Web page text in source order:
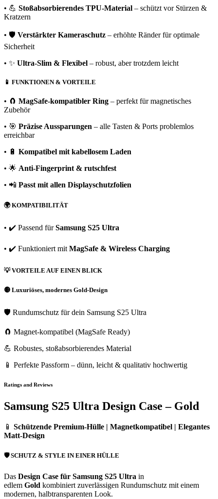
• 💪 Stoßabsorbierendes TPU-Material – schützt vor Stürzen &
Kratzern
• 🛡️ Verstärkter Kameraschutz – erhöhte Ränder für optimale
Sicherheit
• ✨ Ultra-Slim & Flexibel – robust, aber trotzdem leicht
📱 FUNKTIONEN & VORTEILE
• 🧲 MagSafe-kompatibler Ring – perfekt für magnetisches
Zubehör
• 🎯 Präzise Aussparungen – alle Tasten & Ports problemlos
erreichbar
• 🔋 Kompatibel mit kabellosem Laden
• 🌟 Anti-Fingerprint & rutschfest
• 📲 Passt mit allen Displayschutzfolien
🌍KOMPATIBILITÄT
• ✔️ Passend fürSamsung S25 Ultra
• ✔️ Funktioniert mit MagSafe & Wireless Charging
💡VORTEILE AUF EINEN BLICK
🟡 Luxuriöses, modernes Gold-Design
🛡️ Rundumschutz für dein Samsung S25 Ultra
🧲 Magnet-kompatibel (MagSafe Ready)
💪 Robustes, stoßabsorbierendes Material
📱 Perfekte Passform – dünn, leicht & qualitativ hochwertig
Ratings and Reviews
Samsung S25 Ultra Design Case – Gold
📱 Schützende Premium-Hülle | Magnetkompatibel | Elegantes
Matt-Design
🛡️SCHUTZ & STYLE IN EINER HÜLLE
Das Design Case für Samsung S25 Ultra in
edlem Gold kombiniert zuverlässigen Rundumschutz mit einem
modernen, halbtransparenten Look.